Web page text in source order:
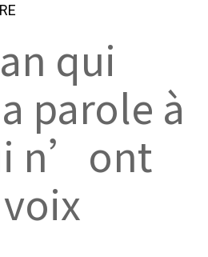
qui
parole à
n’ont